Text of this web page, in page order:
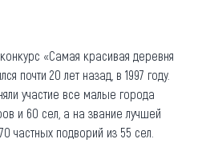
«Самая красивая деревня
почти 20 лет назад, в 1997 году.
участие все малые города
и 60 сел, а на звание лучшей
частных подворий из 55 сел.